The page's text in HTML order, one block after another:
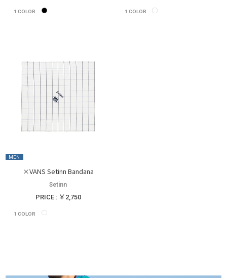
1 COLOR 1 COLOR
MEN
×VANS Setinn Bandana
Setinn
PRICE : ￥2,750
1 COLOR